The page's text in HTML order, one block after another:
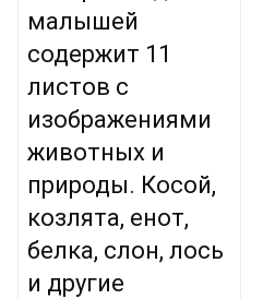
малышей
содержит 11
листов с
изображениями
животных и
природы. Косой,
козлята, енот,
белка, слон, лось
и другие